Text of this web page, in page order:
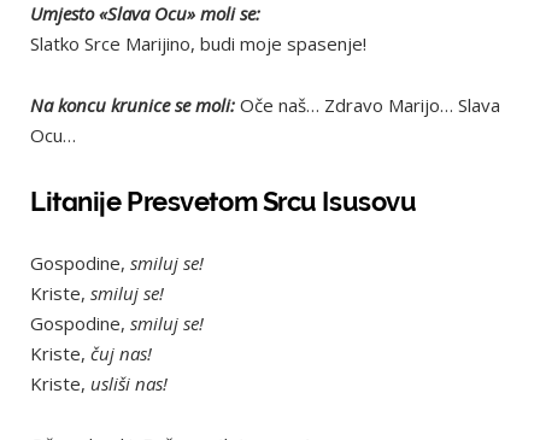
Umjesto «Slava Ocu» moli se:
Slatko Srce Marijino, budi moje spasenje!
Na koncu krunice se moli: Oče naš… Zdravo Marijo… Slava
Ocu…
Litanije Presvetom Srcu Isusovu
Gospodine, smiluj se!
Kriste, smiluj se!
Gospodine, smiluj se!
Kriste, čuj nas!
Kriste, usliši nas!